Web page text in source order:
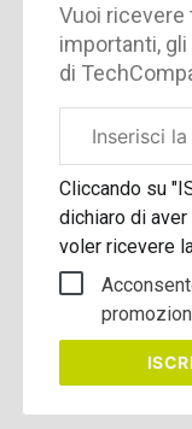
Vuoi
importanti,
di
aziendale
Cliccando su
dichiaro di
voler ricevere